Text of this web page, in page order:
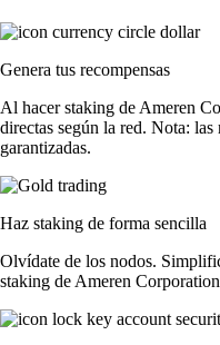
Genera tus recompensas
Al hacer staking de Ameren
directas según la red. Nota: las
garantizadas.
Haz staking de forma sencilla
Olvídate de los nodos.
staking de Ameren